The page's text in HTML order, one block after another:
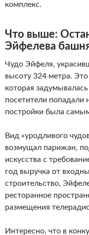
комплекс.
Что выше:
Эйфелева
Чудо Эйфеля,
высоту 324 метра.
которая
посетители попадали
постройки была
Вид «уродливого
возмущал парижан,
искусства с
год выручка от
строительство,
ресторанное
размещения
Интересно, что в